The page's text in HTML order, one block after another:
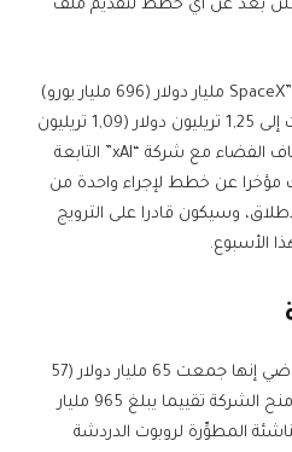
ولم تُعلن بعد عن أي خطط لتقديم ملف
في المقابل، بلغت قيمة “SpaceX” 800 مليار دولار (696 مليار يورو)
في العام الماضي، لكنها ارتفعت إلى 1,25 تريليون دولار (1,09 تريليون
يورو) بعد اندماج شركة استكشاف الفضاء مع شركة “xAI” التابعة
مؤخرا عن خطط لإجراء واحدة من
وسيكون قادرا على الترويج
الأسبوع.
قالت “Anthropic” الأسبوع الماضي إنها جمعت 65 مليار دولار (57
مليار يورو) في تمويل خاص، ما منح الشركة تقييما يبلغ 965 مليار
المطوِّرة لروبوت الدردشة